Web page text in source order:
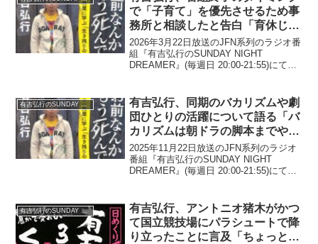
で「子育て」を優先させるため事
務所と相談したと告白「育休じゃ
ないけど…」
2026年3月22日放送のJFN系列のラジオ番
組『有吉弘行のSUNDAY NIGHT
DREAMER』(毎週日 20:00-21:55)にて、
事務所と相談したと語ってい...
有吉弘行のSUNDAY NIGHT DREAMER
有吉弘行、同期のバカリズムや劇
団ひとりの活躍について語る「バ
カリズムは朝ドラの脚本までやっ
て」
2025年11月22日放送のJFN系列のラジオ
番組『有吉弘行のSUNDAY NIGHT
DREAMER』(毎週日 20:00-21:55)にて、
いた。有吉弘行：色々、仕...
有吉弘行のSUNDAY NIGHT DREAMER
有吉弘行、アントニオ猪木がかつ
て国立競技場にパラシュートで降
り立ったことに言及「ちょっとで